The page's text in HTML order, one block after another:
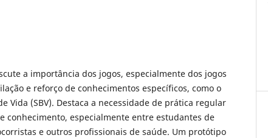
a importância dos jogos, especialmente dos jogos
e reforço de conhecimentos específicos, como o
Vida (SBV). Destaca a necessidade de prática regular
conhecimento, especialmente entre estudantes de
e outros profissionais de saúde. Um protótipo